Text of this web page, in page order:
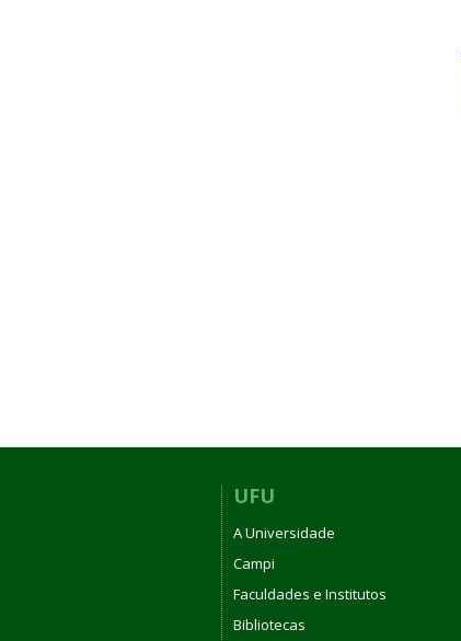
UFU
A Universidade
Campi
Faculdades e Institutos
Bibliotecas